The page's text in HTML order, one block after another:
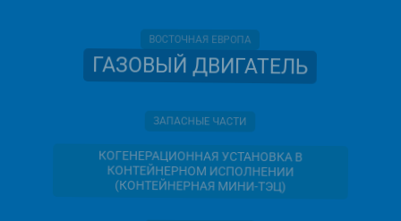
ВОСТОЧНАЯ ЕВРОПА
ГАЗОВЫЙ ДВИГАТЕЛЬ
ЗАПАСНЫЕ ЧАСТИ
КОГЕНЕРАЦИОННАЯ УСТАНОВКА В
КОНТЕЙНЕРНОМ ИСПОЛНЕНИИ
(КОНТЕЙНЕРНАЯ МИНИ-ТЭЦ)